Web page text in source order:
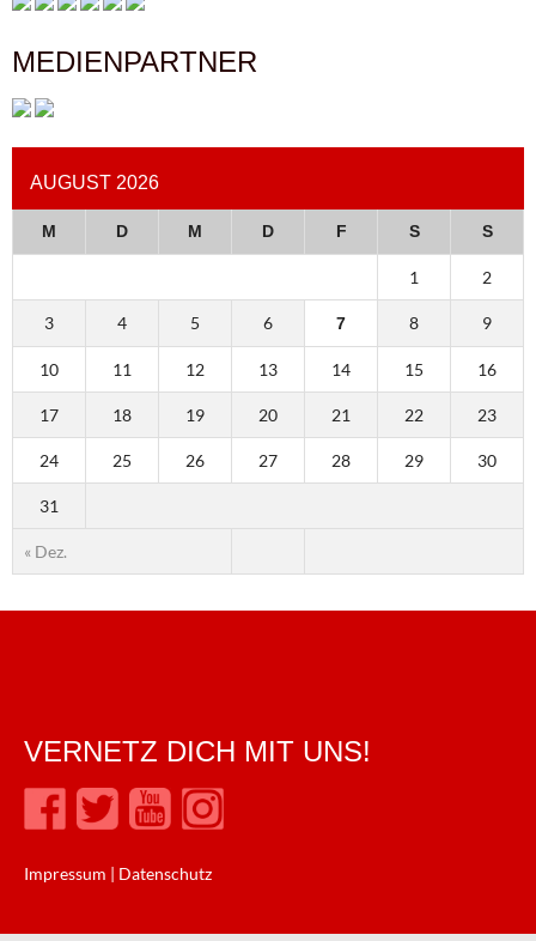
MEDIENPARTNER
AUGUST 2026
M D M D F S S
« Dez.
1 2
3 4 5 6 7 8 9
10 11 12 13 14 15 16
17 18 19 20 21 22 23
24 25 26 27 28 29 30
31
VERNETZ DICH MIT UNS!
Impressum | Datenschutz